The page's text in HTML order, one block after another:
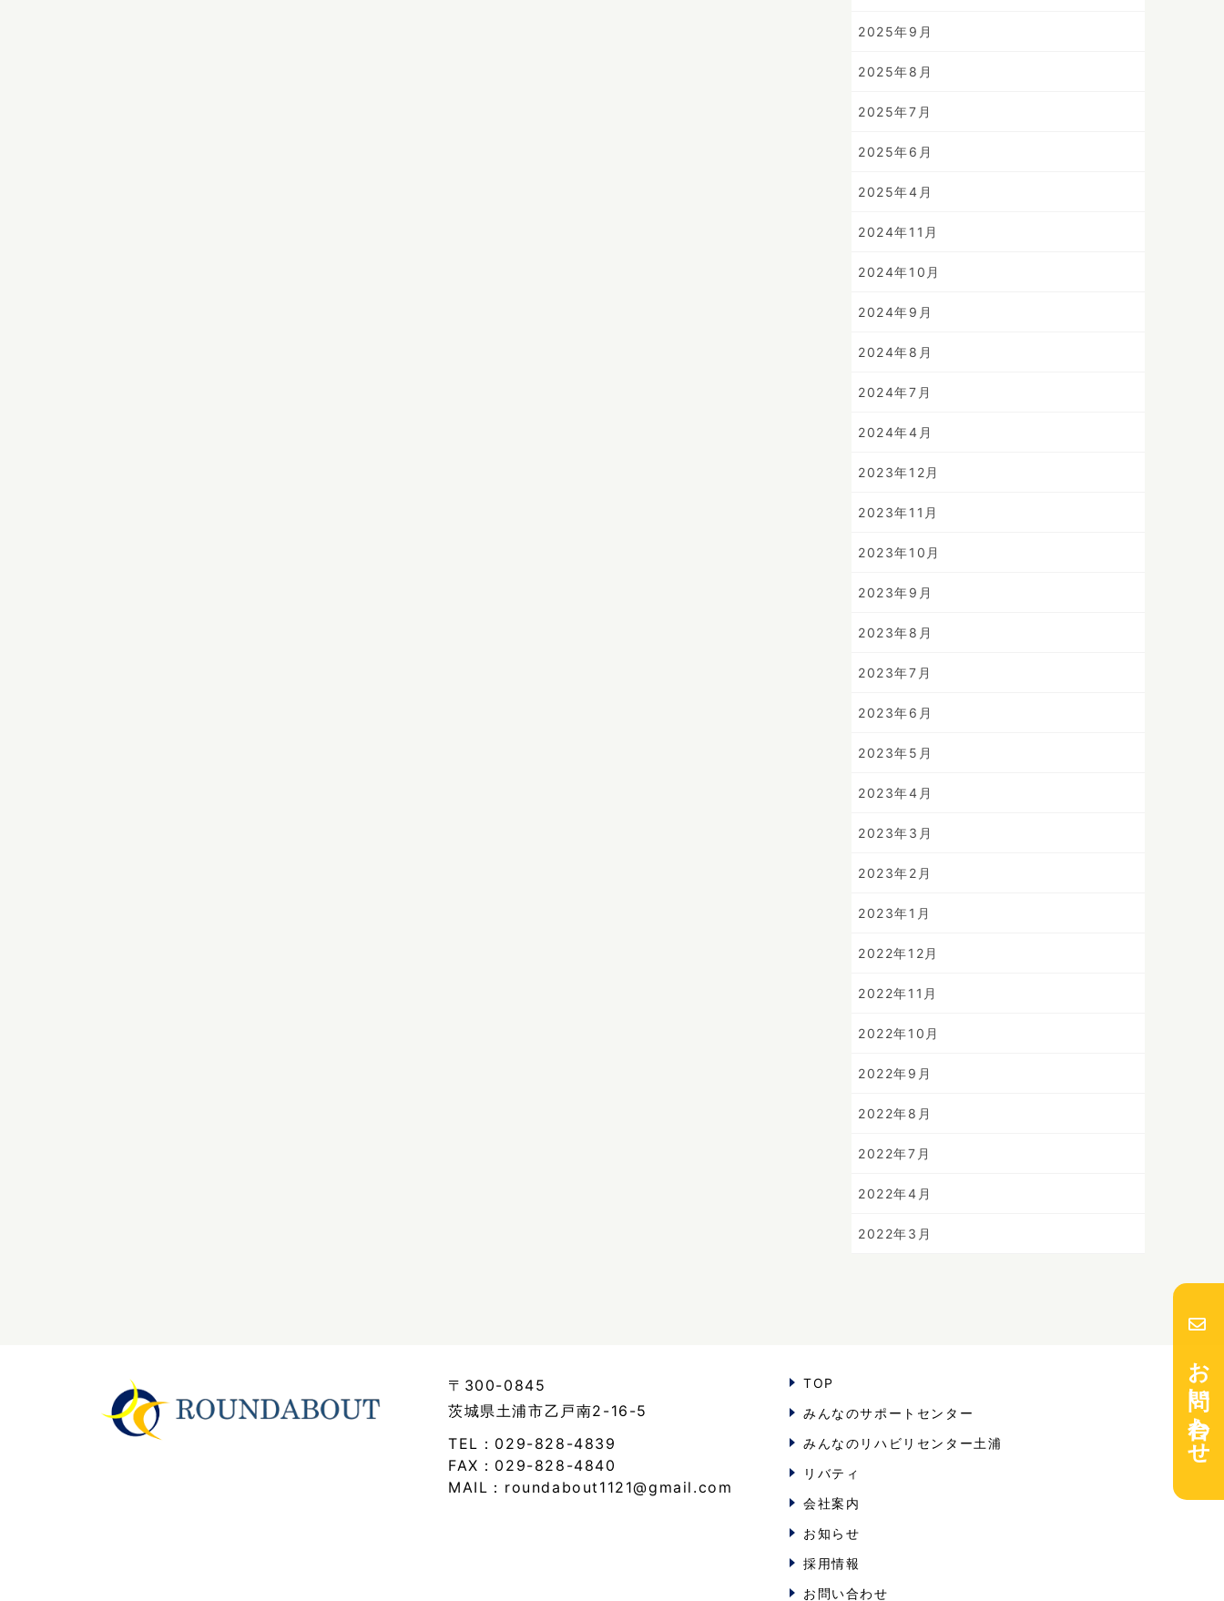
2025年9月
2025年8月
2025年7月
2025年6月
2025年4月
2024年11月
2024年10月
2024年9月
2024年8月
2024年7月
2024年4月
2023年12月
2023年11月
2023年10月
2023年9月
2023年8月
2023年7月
2023年6月
2023年5月
2023年4月
2023年3月
2023年2月
2023年1月
2022年12月
2022年11月
2022年10月
2022年9月
2022年8月
2022年7月
2022年4月
2022年3月
〒300-0845
茨城県土浦市乙戸南2-16-5
TEL：029-828-4839
FAX：029-828-4840
MAIL：roundabout1121@gmail.com
お問い合わせ
TOP
みんなのサポートセンター
みんなのリハビリセンター土浦
リバティ
会社案内
お知らせ
採用情報
お問い合わせ